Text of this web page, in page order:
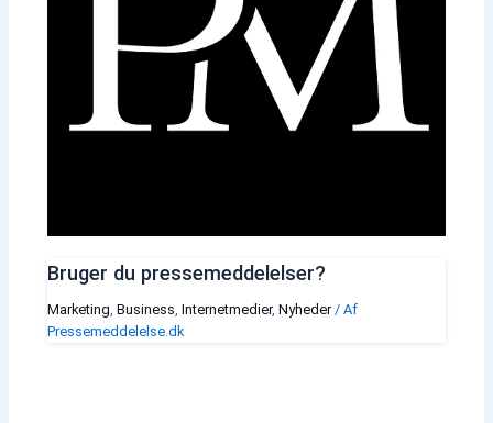
Bruger du pressemeddelelser?
Marketing, Business, Internetmedier, Nyheder/ Af
Pressemeddelelse.dk